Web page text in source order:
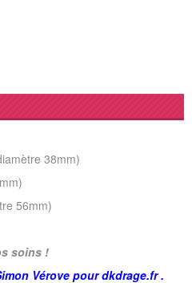
38mm)
56mm)
soins !
Vérove pour dkdrage.fr .